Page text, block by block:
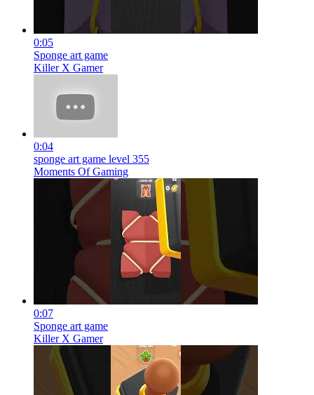
0:05
Sponge art game
Killer X Gamer
0:04
sponge art game level 355
Moments Of Gaming
0:07
Sponge art game
Killer X Gamer